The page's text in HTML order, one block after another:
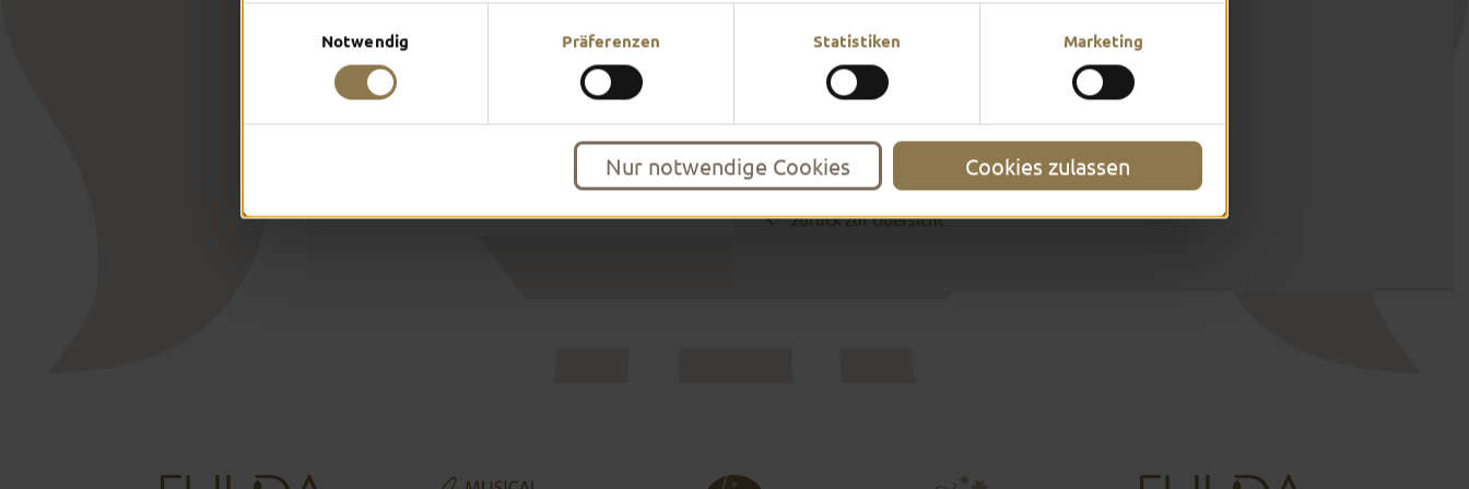
Notwendig Präferenzen Statistiken Marketing
Nur notwendige Cookies Cookies zulassen
mehr erfahren
zurück zur Übersicht